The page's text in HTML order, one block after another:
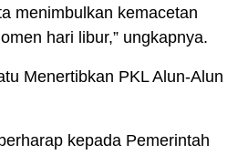
menimbulkan kemacetan
hari libur,” ungkapnya.
Menertibkan PKL Alun-Alun
kepada Pemerintah